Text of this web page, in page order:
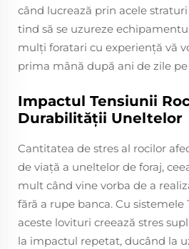
când lucrează prin acele
tind să se uzureze
mulţi foratari cu experienţă vă
prima mână după ani de zile
Impactul Tensiunii
Durabilității Uneltelor
Cantitatea de stres al rocilor
de viaţă a uneltelor de foraj,
mult când vine vorba de a
fără a rupe banca. Cu
aceste lovituri creează stres
la impactul repetat, ducând la